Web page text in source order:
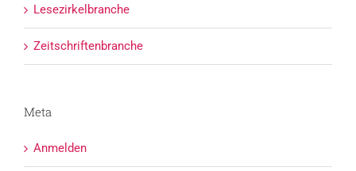
Lesezirkelbranche
Zeitschriftenbranche
Meta
Anmelden